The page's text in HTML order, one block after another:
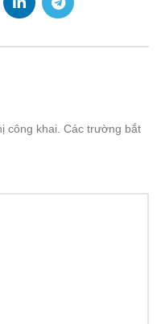
công khai. Các trường bắt